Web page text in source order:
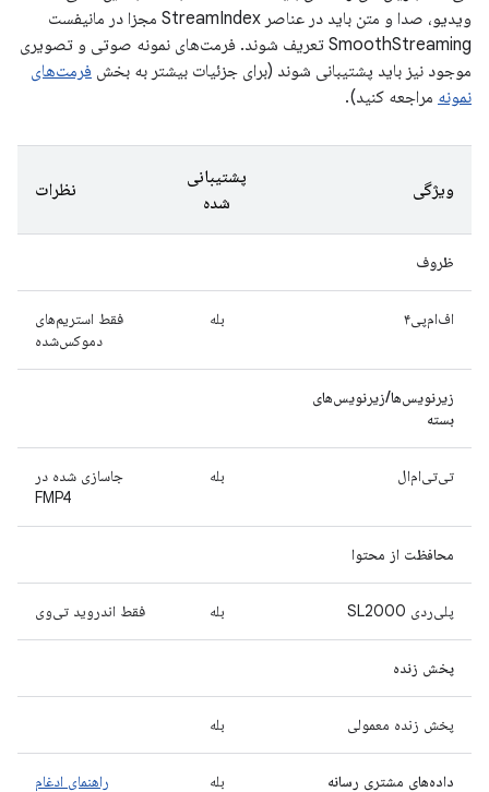
ویدیو، صدا و متن باید در عناصر StreamIndex مجزا در مانیفست
SmoothStreaming تعریف شوند. فرمت‌های نمونه صوتی و تصویری
موجود نیز باید پشتیبانی شوند (برای جزئیات بیشتر به بخش فرمت‌های
نمونه مراجعه کنید).
ویژگی
پشتیبانی
شده
نظرات
ظروف
اف‌ام‌پی۴ بله
فقط استریم‌های
دموکس‌شده
زیرنویس‌ها/زیرنویس‌های
بسته
تی‌تی‌ام‌ال بله
جاسازی شده در
FMP4
محافظت از محتوا
پلی‌ردی SL2000 بله فقط اندروید تی‌وی
پخش زنده
پخش زنده معمولی بله
داده‌های مشتری رسانه
بله راهنمای ادغام